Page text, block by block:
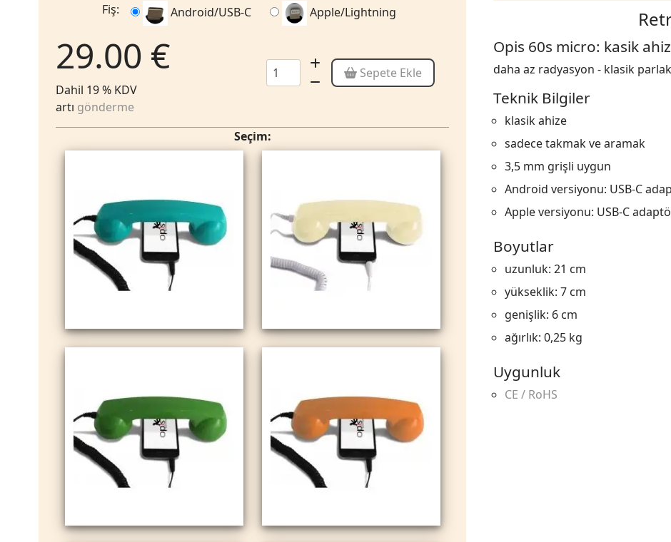
Fiş: Android/USB-C Apple/Lightning
29.00 €
Dahil 19 % KDV
artı gönderme
Sepete Ekle
Seçim:
Opis 60s micro: kasik
daha az radyasyon - klasik
Teknik Bilgiler
klasik ahize
sadece takmak ve aramak
3,5 mm grişli uygun
Android versiyonu: USB-C
Apple versiyonu: USB-C
Boyutlar
uzunluk: 21 cm
yükseklik: 7 cm
genişlik: 6 cm
ağırlık: 0,25 kg
Uygunluk
CE / RoHS